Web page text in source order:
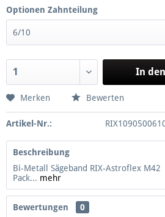
Optionen Zahnteilung
In den
Merken Bewerten
Artikel-Nr.:
Beschreibung
Bi-Metall Sägeband RIX-Astroflex
Pack... mehr
Bewertungen
0